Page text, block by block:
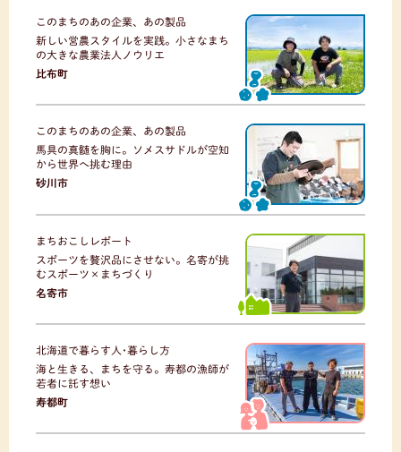
このまちのあの企業、あの製品
新しい営農スタイルを実践。小さなまち
の大きな農業法人ノウリエ
比布町
このまちのあの企業、あの製品
馬具の真髄を胸に。ソメスサドルが空知
から世界へ挑む理由
砂川市
まちおこしレポート
スポーツを贅沢品にさせない。名寄が挑
むスポーツ×まちづくり
名寄市
北海道で暮らす人･暮らし方
海と生きる、まちを守る。寿都の漁師が
若者に託す想い
寿都町